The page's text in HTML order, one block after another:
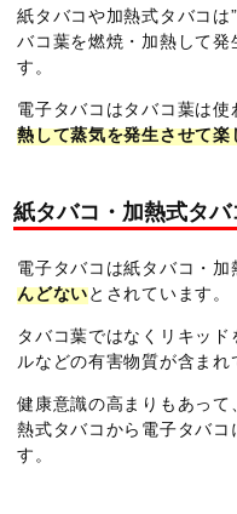
紙タバコや加熱式タバコは
バコ葉を燃焼・加熱して
す。
電子タバコはタバコ葉は使
熱して蒸気を発生させて楽
紙タバコ・加熱式タ
電子タバコは紙タバコ・
んどないとされています。
タバコ葉ではなくリキッ
ルなどの有害物質が含まれ
健康意識の高まりもあっ
熱式タバコから電子タバ
す。